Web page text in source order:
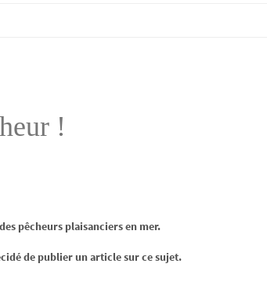
!
pêcheurs plaisanciers en mer.
de publier un article sur ce sujet.